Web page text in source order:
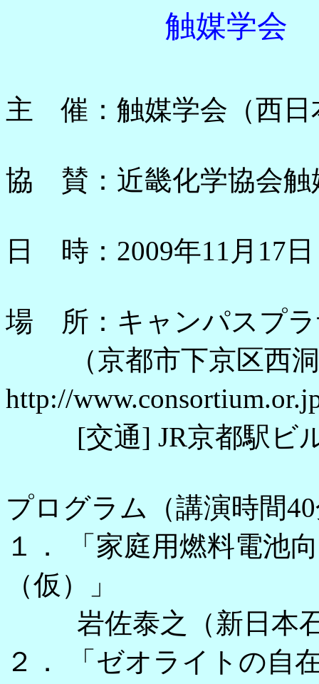
触媒学会
主 催：触媒学会（西日
協 賛：近畿化学協会触
日 時：2009年11月17
場 所：キャンパスプ
（京都市下京区西洞
http://
[交通] JR京都駅ビル
プログラム（講演時間
１． 「家庭用燃料電池
（仮）」
岩佐泰之（新日本
２． 「ゼオライトの自